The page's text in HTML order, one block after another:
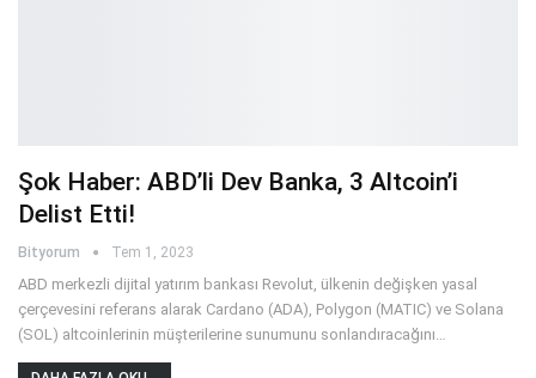
Şok Haber: ABD’li Dev Banka, 3 Altcoin’i
Delist Etti!
Bityorum Tem 1, 2023
ABD merkezli dijital yatırım bankası Revolut, ülkenin değişken yasal
çerçevesini referans alarak Cardano (ADA), Polygon (MATIC) ve Solana
(SOL) altcoinlerinin müşterilerine sunumunu sonlandıracağını…